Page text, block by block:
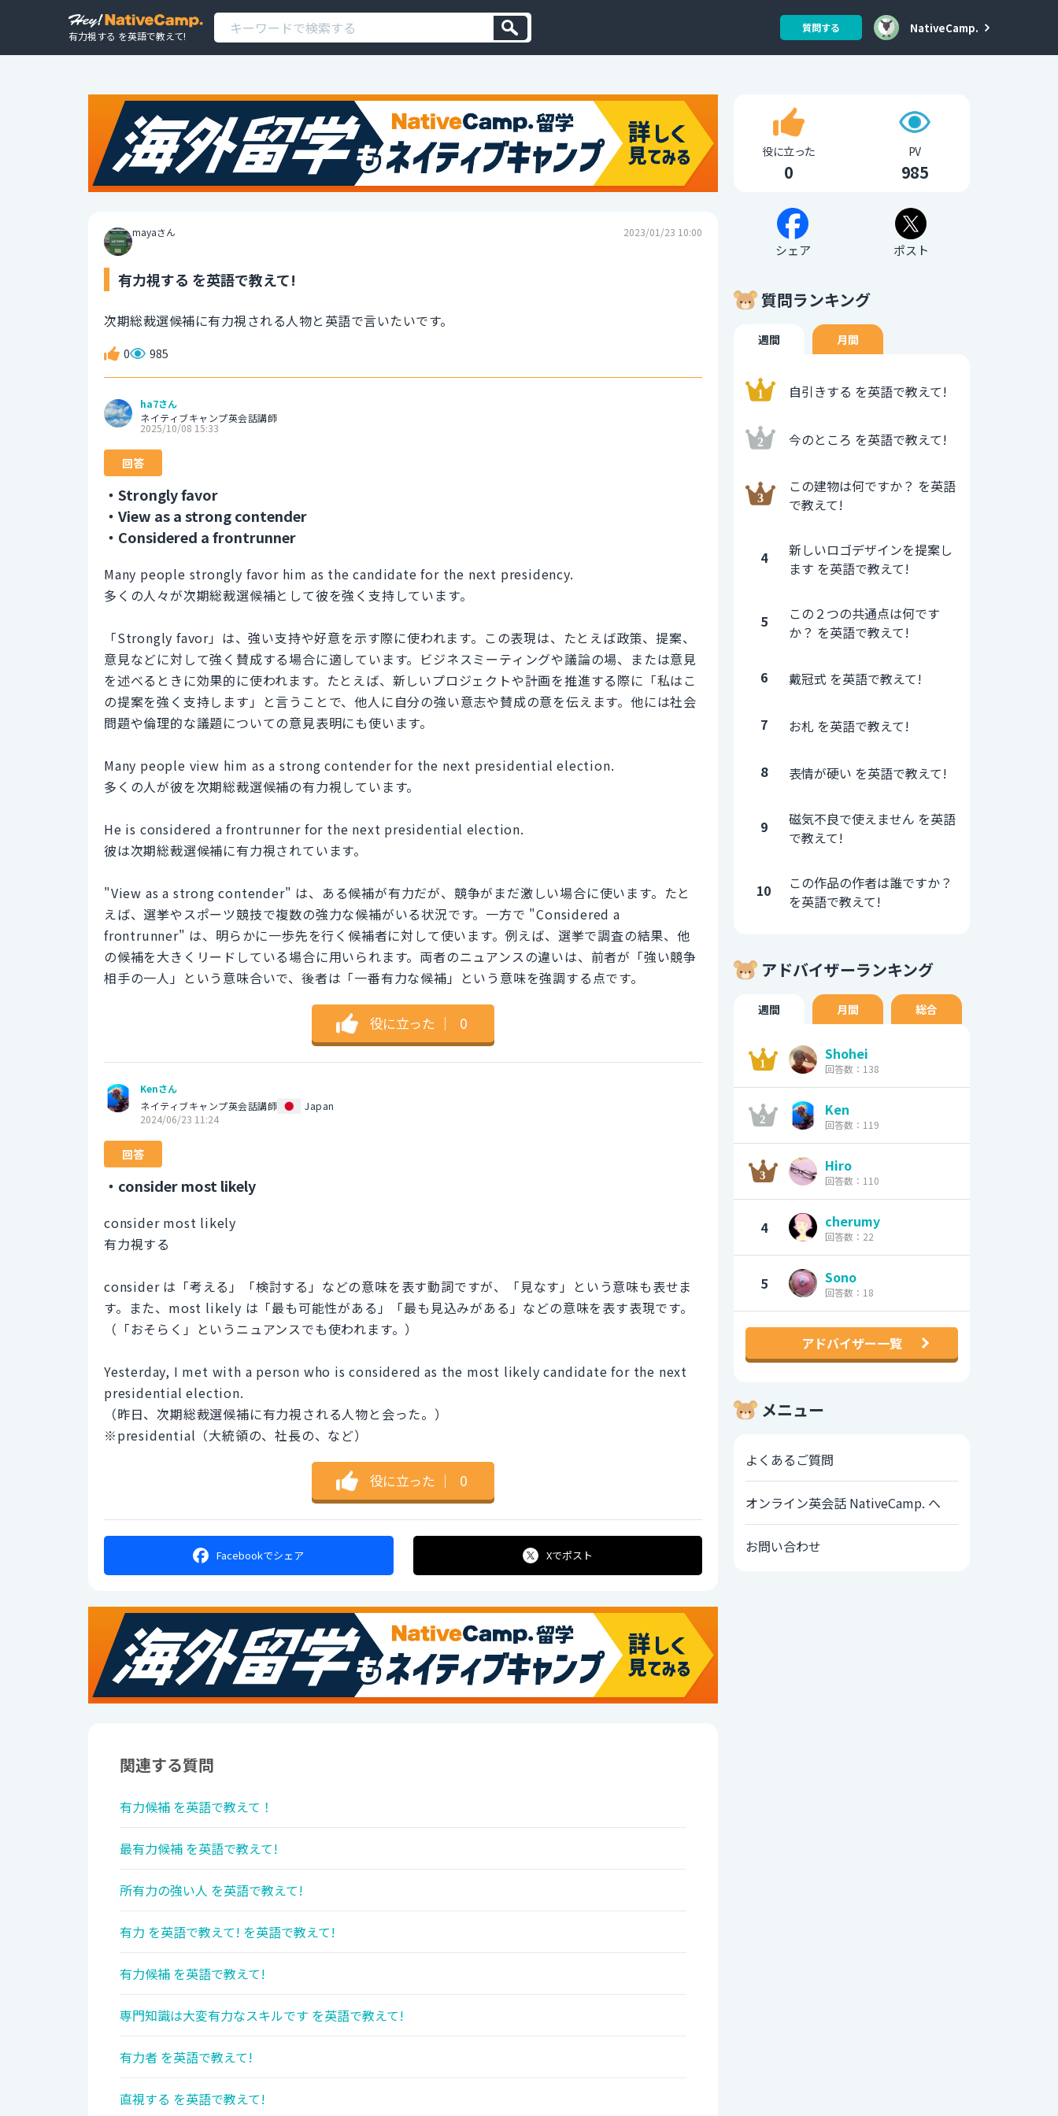
有力視する を英語で教えて!
質問する NativeCamp.
mayaさん 2023/01/23 10:00
有力視する を英語で教えて!
次期総裁選候補に有力視される人物と英語で言いたいです。
0 985
ha7さん
ネイティブキャンプ英会話講師
2025/10/08 15:33
回答
・Strongly favor
・View as a strong contender
・Considered a frontrunner
Many people strongly favor him as the candidate for the next presidency.
多くの人々が次期総裁選候補として彼を強く支持しています。
「Strongly favor」は、強い支持や好意を示す際に使われます。この表現は、たとえば政策、提案、
意見などに対して強く賛成する場合に適しています。ビジネスミーティングや議論の場、または意見
を述べるときに効果的に使われます。たとえば、新しいプロジェクトや計画を推進する際に「私はこ
の提案を強く支持します」と言うことで、他人に自分の強い意志や賛成の意を伝えます。他には社会
問題や倫理的な議題についての意見表明にも使います。
Many people view him as a strong contender for the next presidential election.
多くの人が彼を次期総裁選候補の有力視しています。
He is considered a frontrunner for the next presidential election.
彼は次期総裁選候補に有力視されています。
"View as a strong contender" は、ある候補が有力だが、競争がまだ激しい場合に使います。たと
えば、選挙やスポーツ競技で複数の強力な候補がいる状況です。一方で "Considered a
frontrunner" は、明らかに一歩先を行く候補者に対して使います。例えば、選挙で調査の結果、他
の候補を大きくリードしている場合に用いられます。両者のニュアンスの違いは、前者が「強い競争
相手の一人」という意味合いで、後者は「一番有力な候補」という意味を強調する点です。
役に立った ｜ 0
Kenさん
ネイティブキャンプ英会話講師
Japan
2024/06/23 11:24
回答
・consider most likely
consider most likely
有力視する
consider は「考える」「検討する」などの意味を表す動詞ですが、「見なす」という意味も表せま
す。また、most likely は「最も可能性がある」「最も見込みがある」などの意味を表す表現です。
（「おそらく」というニュアンスでも使われます。）
Yesterday, I met with a person who is considered as the most likely candidate for the next
presidential election.
（昨日、次期総裁選候補に有力視される人物と会った。）
※presidential（大統領の、社長の、など）
役に立った ｜ 0
Facebookでシェア Xでポスト
関連する質問
有力候補 を英語で教えて！
最有力候補 を英語で教えて!
所有力の強い人 を英語で教えて!
有力 を英語で教えて! を英語で教えて!
有力候補 を英語で教えて!
専門知識は大変有力なスキルです を英語で教えて!
有力者 を英語で教えて!
直視する を英語で教えて!
役に立った
0
PV
985
シェア ポスト
質問ランキング
週間 月間
自引きする を英語で教えて!
今のところ を英語で教えて!
この建物は何ですか？ を英語
で教えて!
4
新しいロゴデザインを提案し
ます を英語で教えて!
5
この２つの共通点は何です
か？ を英語で教えて!
6 戴冠式 を英語で教えて!
7 お札 を英語で教えて!
8 表情が硬い を英語で教えて!
9
磁気不良で使えません を英語
で教えて!
10
この作品の作者は誰ですか？
を英語で教えて!
アドバイザーランキング
週間 月間 総合
Shohei
回答数：138
Ken
回答数：119
Hiro
回答数：110
4 cherumy
回答数：22
5 Sono
回答数：18
アドバイザー一覧
メニュー
よくあるご質問
オンライン英会話 NativeCamp. へ
お問い合わせ